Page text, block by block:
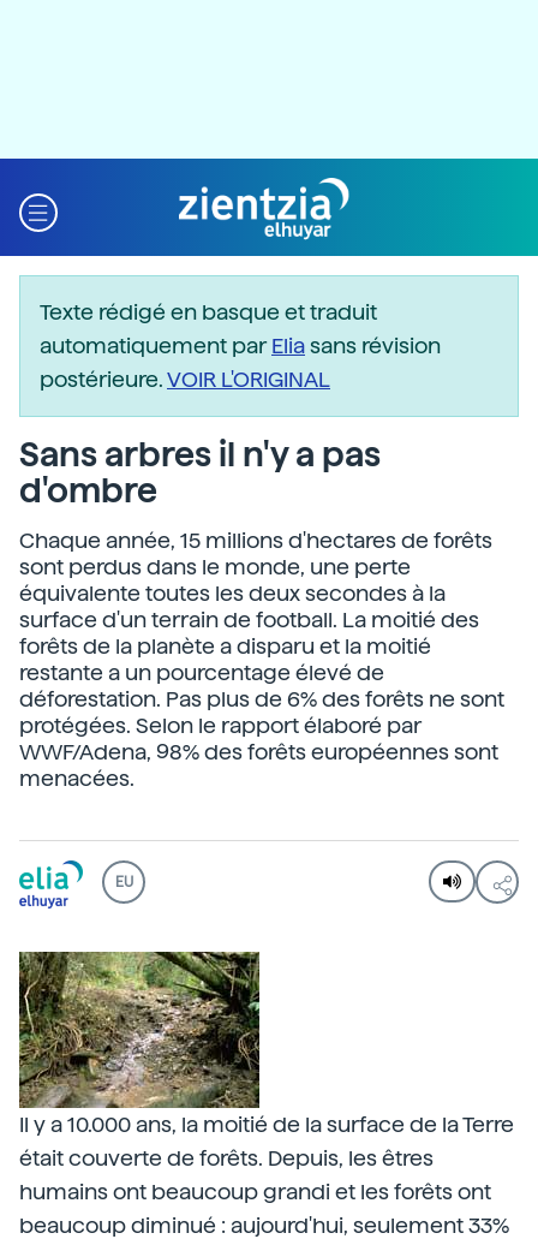
Texte rédigé en basque et traduit
automatiquement parEliasans révision
postérieure.VOIR L'ORIGINAL
Sans arbres il n'y a pas
d'ombre
Chaque année, 15 millions d'hectares de forêts
sont perdus dans le monde, une perte
équivalente toutes les deux secondes à la
surface d'un terrain de football. La moitié des
forêts de la planète a disparu et la moitié
restante a un pourcentage élevé de
déforestation. Pas plus de 6% des forêts ne sont
protégées. Selon le rapport élaboré par
WWF/Adena, 98% des forêts européennes sont
menacées.
EU
Il y a 10.000 ans, la moitié de la surface de la Terre
était couverte de forêts. Depuis, les êtres
humains ont beaucoup grandi et les forêts ont
beaucoup diminué : aujourd'hui, seulement 33%